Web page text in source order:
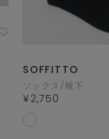
SOFFITTO
ソックス/靴下
¥2,750